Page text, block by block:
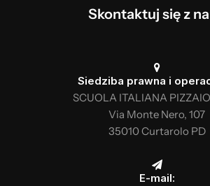
Skontaktuj się z
Siedziba prawna i
SCUOLA ITALIANA
Via Monte Nero, 107
35010 Curtarolo PD
E-mail: